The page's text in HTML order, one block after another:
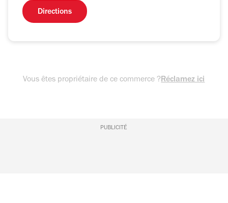
Directions
Vous êtes propriétaire de ce commerce ?Réclamez ici
PUBLICITÉ